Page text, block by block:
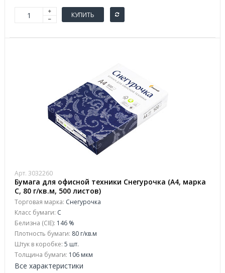
КУПИТЬ
Арт. 3032260
Бумага для офисной техники Снегурочка (А4, марка
C, 80 г/кв.м, 500 листов)
Торговая марка: Снегурочка
Класс бумаги: C
Белизна (CIE): 146 %
Плотность бумаги: 80 г/кв.м
Штук в коробке: 5 шт.
Толщина бумаги: 106 мкм
Все характеристики